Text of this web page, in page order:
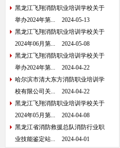
黑龙江飞翔消防职业培训学校关于
举办2024年第...
2024-05-13
黑龙江飞翔消防职业培训学校关于
2024年06月第...
2024-05-08
黑龙江飞翔消防职业培训学校关于
举办2024年第...
2024-04-22
哈尔滨市清大东方消防职业培训学
校有限公司关...
2024-04-22
黑龙江飞翔消防职业培训学校关于
2024年05月第...
2024-04-08
黑龙江省消防救援总队消防行业职
业技能鉴定站...
2024-04-01